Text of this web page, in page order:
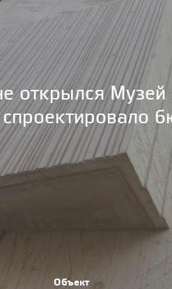
открылся Музей
спроектировало
Объект